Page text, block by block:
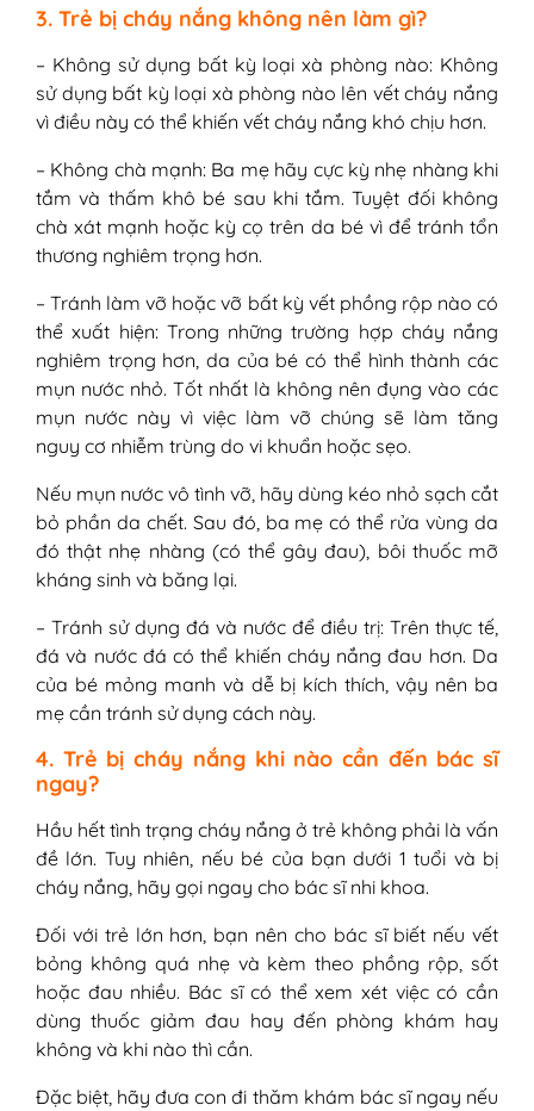
3. Trẻ bị cháy nắng không nên làm gì?
– Không sử dụng bất kỳ loại xà phòng nào: Không
sử dụng bất kỳ loại xà phòng nào lên vết cháy nắng
vì điều này có thể khiến vết cháy nắng khó chịu hơn.
– Không chà mạnh: Ba mẹ hãy cực kỳ nhẹ nhàng khi
tắm và thấm khô bé sau khi tắm. Tuyệt đối không
chà xát mạnh hoặc kỳ cọ trên da bé vì để tránh tổn
thương nghiêm trọng hơn.
– Tránh làm vỡ hoặc vỡ bất kỳ vết phồng rộp nào có
thể xuất hiện: Trong những trường hợp cháy nắng
nghiêm trọng hơn, da của bé có thể hình thành các
mụn nước nhỏ. Tốt nhất là không nên đụng vào các
mụn nước này vì việc làm vỡ chúng sẽ làm tăng
nguy cơ nhiễm trùng do vi khuẩn hoặc sẹo.
Nếu mụn nước vô tình vỡ, hãy dùng kéo nhỏ sạch cắt
bỏ phần da chết. Sau đó, ba mẹ có thể rửa vùng da
đó thật nhẹ nhàng (có thể gây đau), bôi thuốc mỡ
kháng sinh và băng lại.
– Tránh sử dụng đá và nước để điều trị: Trên thực tế,
đá và nước đá có thể khiến cháy nắng đau hơn. Da
của bé mỏng manh và dễ bị kích thích, vậy nên ba
mẹ cần tránh sử dụng cách này.
4. Trẻ bị cháy nắng khi nào cần đến bác sĩ
ngay?
Hầu hết tình trạng cháy nắng ở trẻ không phải là vấn
đề lớn. Tuy nhiên, nếu bé của bạn dưới 1 tuổi và bị
cháy nắng, hãy gọi ngay cho bác sĩ nhi khoa.
Đối với trẻ lớn hơn, bạn nên cho bác sĩ biết nếu vết
bỏng không quá nhẹ và kèm theo phồng rộp, sốt
hoặc đau nhiều. Bác sĩ có thể xem xét việc có cần
dùng thuốc giảm đau hay đến phòng khám hay
không và khi nào thì cần.
Đặc biệt, hãy đưa con đi thăm khám bác sĩ ngay nếu